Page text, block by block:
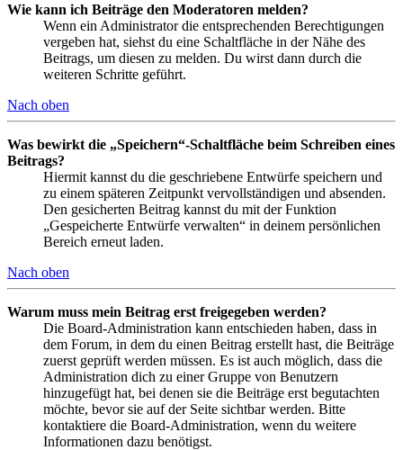
Wie kann ich Beiträge den Moderatoren melden?
Wenn ein Administrator die entsprechenden Berechtigungen
vergeben hat, siehst du eine Schaltfläche in der Nähe des
Beitrags, um diesen zu melden. Du wirst dann durch die
weiteren Schritte geführt.
Nach oben
Was bewirkt die „Speichern“-Schaltfläche beim Schreiben eines
Beitrags?
Hiermit kannst du die geschriebene Entwürfe speichern und
zu einem späteren Zeitpunkt vervollständigen und absenden.
Den gesicherten Beitrag kannst du mit der Funktion
„Gespeicherte Entwürfe verwalten“ in deinem persönlichen
Bereich erneut laden.
Nach oben
Warum muss mein Beitrag erst freigegeben werden?
Die Board-Administration kann entschieden haben, dass in
dem Forum, in dem du einen Beitrag erstellt hast, die Beiträge
zuerst geprüft werden müssen. Es ist auch möglich, dass die
Administration dich zu einer Gruppe von Benutzern
hinzugefügt hat, bei denen sie die Beiträge erst begutachten
möchte, bevor sie auf der Seite sichtbar werden. Bitte
kontaktiere die Board-Administration, wenn du weitere
Informationen dazu benötigst.